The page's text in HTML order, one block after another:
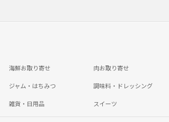
海鮮お取り寄せ 肉お取り寄せ
ジャム・はちみつ 調味料・ドレッシング
雑貨・日用品 スイーツ